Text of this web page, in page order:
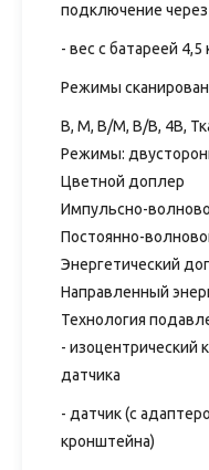
подключение
- вес с батареей 4,5
Режимы
В, М, В/М, В/В, 4В,
Режимы:
Цветной доплер
Импульсно-
Постоянно-
Энергетический
Направленный
Технология
- изоцентрический
датчика
- датчик (с
кронштейна)